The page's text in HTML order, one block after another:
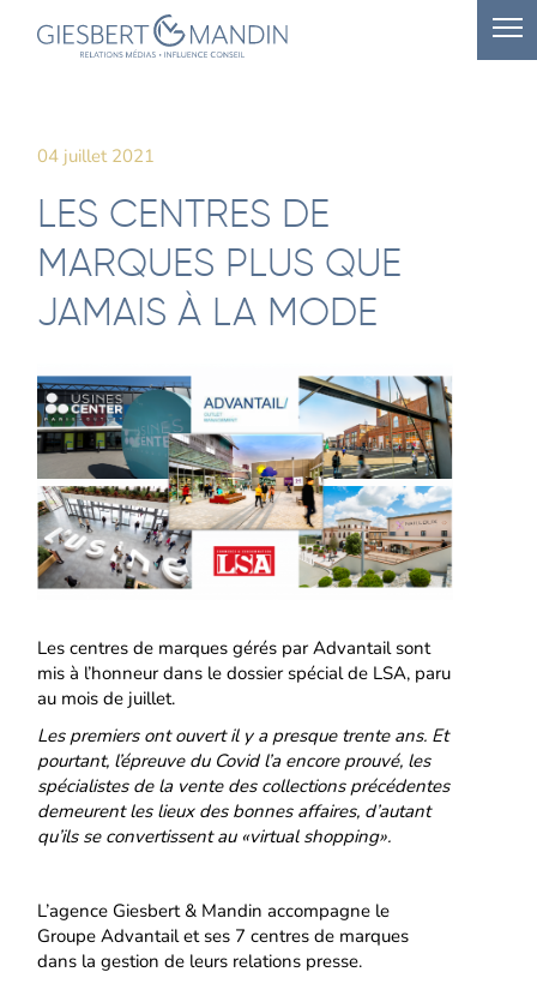
04 juillet 2021
LES CENTRES DE
MARQUES PLUS QUE
JAMAIS À LA MODE
Les centres de marques gérés par Advantail sont
mis à l’honneur dans le dossier spécial de LSA, paru
au mois de juillet.
Les premiers ont ouvert il y a presque trente ans. Et
pourtant, l’épreuve du Covid l’a encore prouvé, les
spécialistes de la vente des collections précédentes
demeurent les lieux des bonnes affaires, d’autant
qu’ils se convertissent au «virtual shopping».
L’agence Giesbert & Mandin accompagne le
Groupe Advantail et ses 7 centres de marques
dans la gestion de leurs relations presse.